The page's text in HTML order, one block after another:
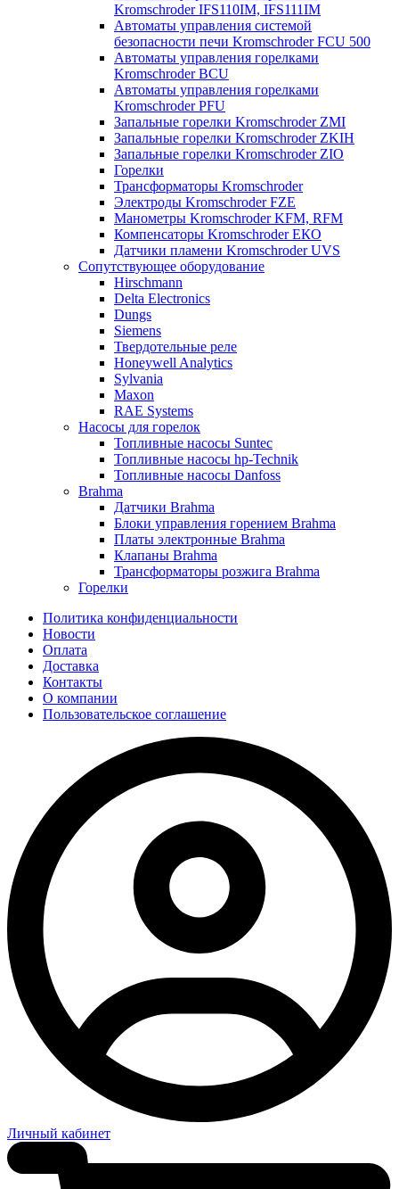
Kromschroder IFS110IM, IFS111IM
Автоматы управления системой
безопасности печи Kromschroder FCU 500
Автоматы управления горелками
Kromschroder BCU
Автоматы управления горелками
Kromschroder PFU
Запальные горелки Kromschroder ZМI
Запальные горелки Kromschroder ZKIH
Запальные горелки Kromschroder ZIO
Горелки
Трансформаторы Kromschroder
Электроды Kromschroder FZE
Манометры Kromschroder KFM, RFM
Компенсаторы Kromschroder ЕКО
Датчики пламени Kromschroder UVS
Сопутствующее оборудование
Hirschmann
Delta Electronics
Dungs
Siemens
Твердотельные реле
Honeywell Analytics
Sylvania
Maxon
RAE Systems
Насосы для горелок
Топливные насосы Suntec
Топливные насосы hp-Technik
Топливные насосы Danfoss
Brahma
Датчики Brahma
Блоки управления горением Brahma
Платы электронные Brahma
Клапаны Brahma
Трансформаторы розжига Brahma
Горелки
Политика конфиденциальности
Новости
Оплата
Доставка
Контакты
О компании
Пользовательское соглашение
Личный кабинет